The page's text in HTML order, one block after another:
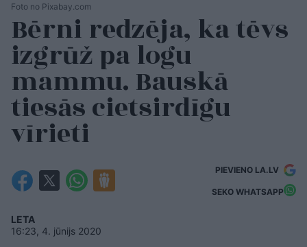
Foto no Pixabay.com
Bērni redzēja, ka tēvs
izgrūž pa logu
mammu. Bauskā
tiesās cietsirdīgu
vīrieti
PIEVIENO LA.LV
SEKO WHATSAPP
LETA
16:23, 4. jūnijs 2020